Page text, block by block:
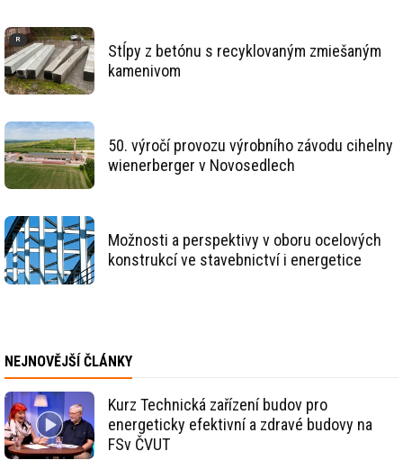
Stĺpy z betónu s recyklovaným zmiešaným
kamenivom
50. výročí provozu výrobního závodu cihelny
wienerberger v Novosedlech
Možnosti a perspektivy v oboru ocelových
konstrukcí ve stavebnictví i energetice
NEJNOVĚJŠÍ ČLÁNKY
Kurz Technická zařízení budov pro
energeticky efektivní a zdravé budovy na
FSv ČVUT